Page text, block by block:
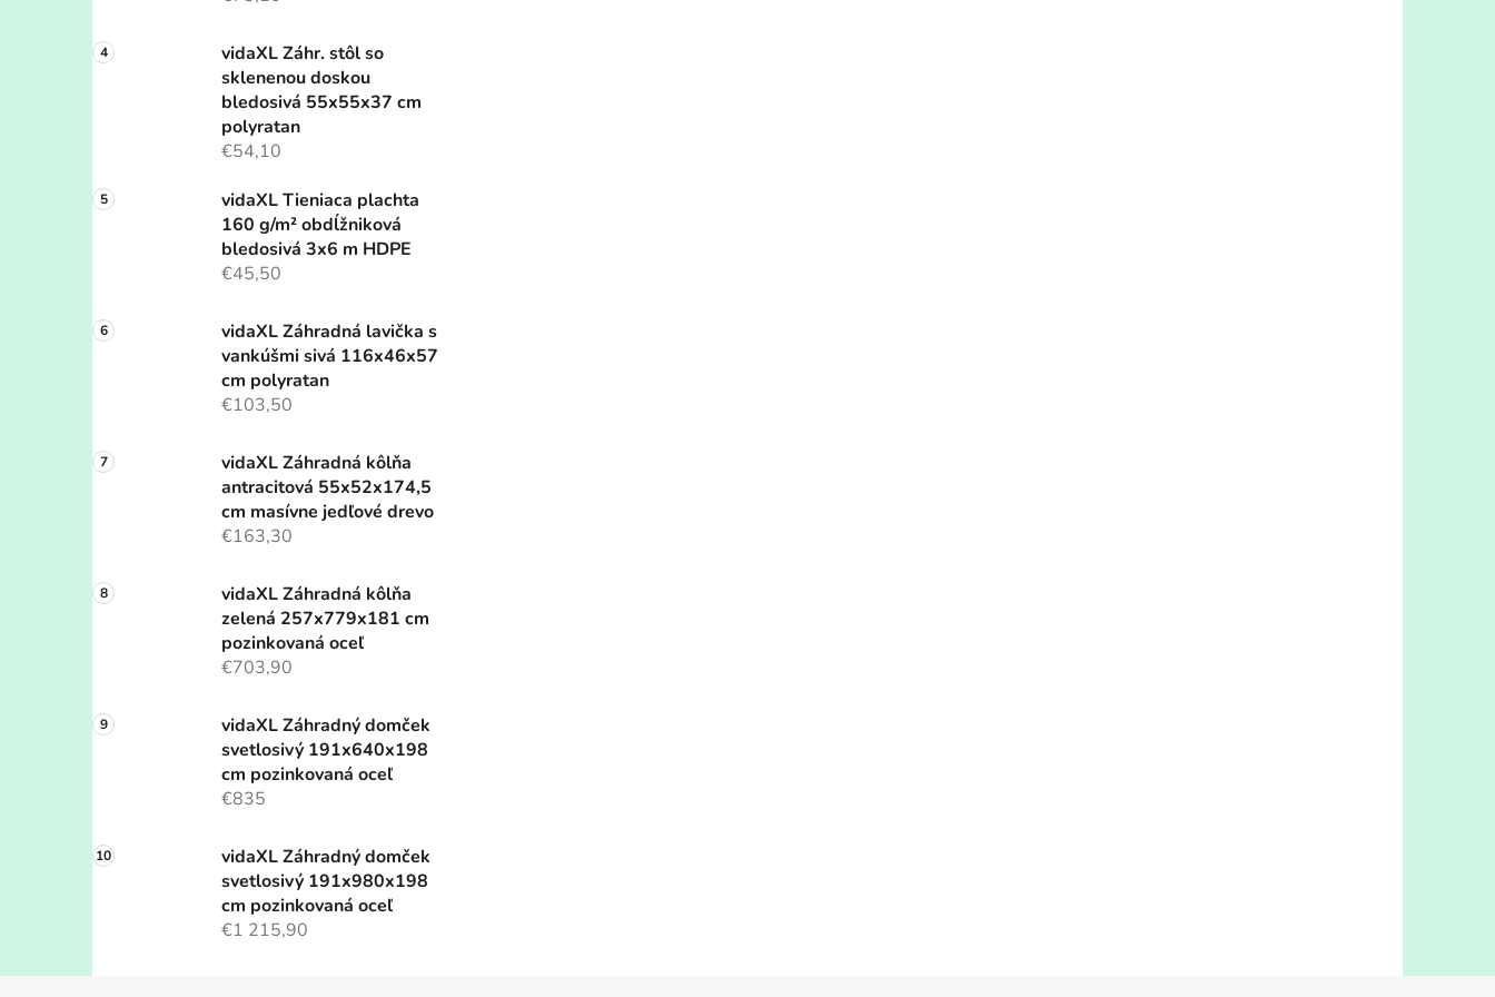
vidaXL Záhr. stôl so
sklenenou doskou
bledosivá 55x55x37 cm
polyratan
€54,10
vidaXL Tieniaca plachta
160 g/m² obdĺžniková
bledosivá 3x6 m HDPE
€45,50
vidaXL Záhradná lavička s
vankúšmi sivá 116x46x57
cm polyratan
€103,50
vidaXL Záhradná kôlňa
antracitová 55x52x174,5
cm masívne jedľové drevo
€163,30
vidaXL Záhradná kôlňa
zelená 257x779x181 cm
pozinkovaná oceľ
€703,90
vidaXL Záhradný domček
svetlosivý 191x640x198
cm pozinkovaná oceľ
€835
vidaXL Záhradný domček
svetlosivý 191x980x198
cm pozinkovaná oceľ
€1 215,90